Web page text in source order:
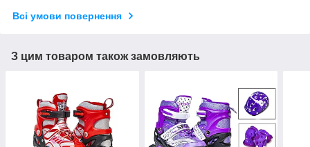
Всі умови повернення
З цим товаром також замовляють